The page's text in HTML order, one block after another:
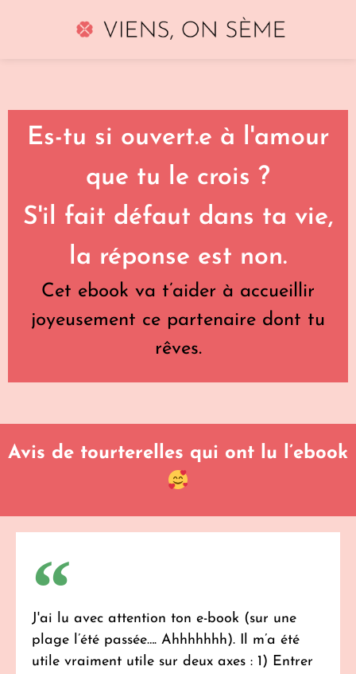
Es-tu si ouvert.e à l'amour
que tu le crois ?
S'il fait défaut dans ta vie,
la réponse est non.
Cet ebook va t’aider à accueillir
joyeusement ce partenaire dont tu
rêves.
Avis de tourterelles qui ont lu l’ebook
J'ai lu avec attention ton e-book (sur une
plage l’été passée…. Ahhhhhhh). Il m’a été
utile vraiment utile sur deux axes : 1) Entrer